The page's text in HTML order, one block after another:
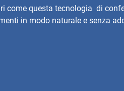
come questa tecnologia di
in modo naturale e senza